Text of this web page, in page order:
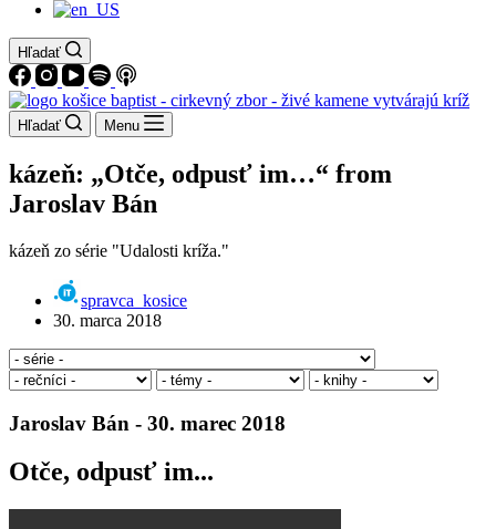
Hľadať
Hľadať Menu
kázeň: „Otče, odpusť im…“ from
Jaroslav Bán
kázeň zo série "Udalosti kríža."
spravca_kosice
30. marca 2018
Jaroslav Bán - 30. marec 2018
Otče, odpusť im...